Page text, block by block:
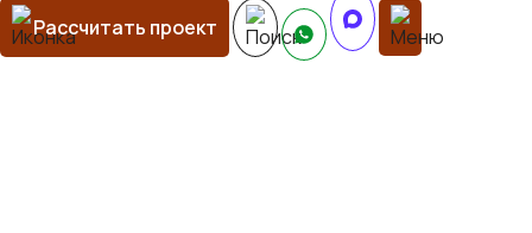
Рассчитать проект